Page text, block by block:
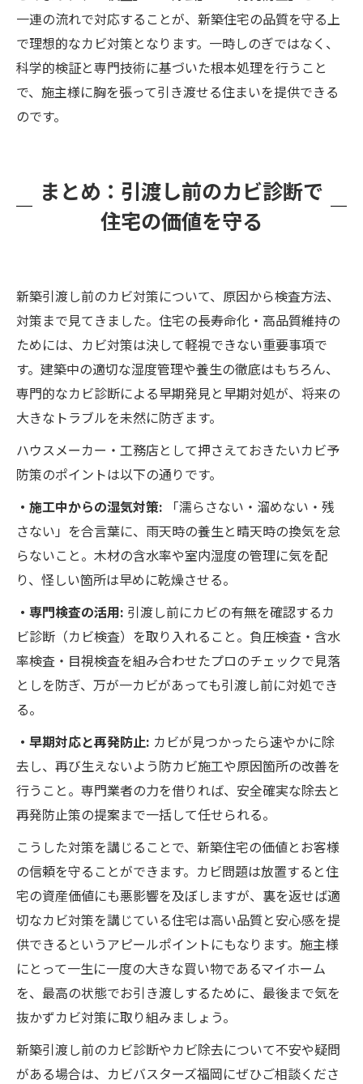
一連の流れで対応することが、新築住宅の品質を守る上
で理想的なカビ対策となります。一時しのぎではなく、
科学的検証と専門技術に基づいた根本処理を行うこと
で、施主様に胸を張って引き渡せる住まいを提供できる
のです。
まとめ：引渡し前のカビ診断で
住宅の価値を守る
新築引渡し前のカビ対策について、原因から検査方法、
対策まで見てきました。住宅の長寿命化・高品質維持の
ためには、カビ対策は決して軽視できない重要事項で
す。建築中の適切な湿度管理や養生の徹底はもちろん、
専門的なカビ診断による早期発見と早期対処が、将来の
大きなトラブルを未然に防ぎます。
ハウスメーカー・工務店として押さえておきたいカビ予
防策のポイントは以下の通りです。
・施工中からの湿気対策:
「濡らさない・溜めない・残
さない」を合言葉に、雨天時の養生と晴天時の換気を怠
らないこと。木材の含水率や室内湿度の管理に気を配
り、怪しい箇所は早めに乾燥させる。
・専門検査の活用: 引渡し前にカビの有無を確認するカ
ビ診断（カビ検査）を取り入れること。負圧検査・含水
率検査・目視検査を組み合わせたプロのチェックで見落
としを防ぎ、万が一カビがあっても引渡し前に対処でき
る​。
・早期対応と再発防止: カビが見つかったら速やかに除
去し、再び生えないよう防カビ施工や原因箇所の改善を
行うこと。専門業者の力を借りれば、安全確実な除去と
再発防止策の提案まで一括して任せられる。
こうした対策を講じることで、新築住宅の価値とお客様
の信頼を守ることができます。カビ問題は放置すると住
宅の資産価値にも悪影響を及ぼしますが​、裏を返せば適
切なカビ対策を講じている住宅は高い品質と安心感を提
供できるというアピールポイントにもなります。施主様
にとって一生に一度の大きな買い物であるマイホーム
を、最高の状態でお引き渡しするために、最後まで気を
抜かずカビ対策に取り組みましょう。
新築引渡し前のカビ診断やカビ除去について不安や疑問
がある場合は、カビバスターズ福岡にぜひご相談くださ